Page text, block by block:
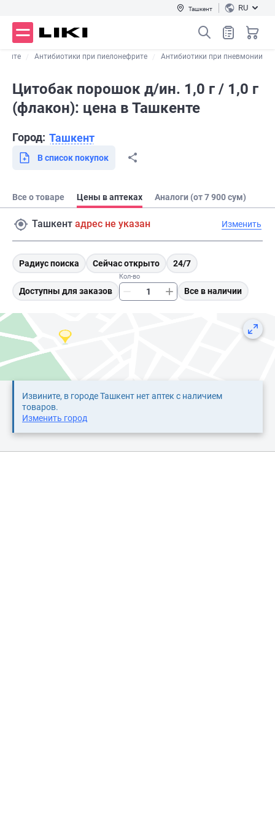
Ташкент RU
Антибиотики при пиелонефрите Антибиотики при пневмонии
Цитобак порошок д/ин. 1,0 г / 1,0 г
(флакон): цена в Ташкенте
Город: Ташкент
В список покупок
Все о товаре Цены в аптеках Аналоги (от 7 900 сум)
Ташкент адрес не указан Изменить
Радиус поиска Сейчас открыто 24/7
Доступны для заказов
Кол-во
Все в наличии
Извините, в городе Ташкент нет аптек с наличием
товаров.
Изменить город